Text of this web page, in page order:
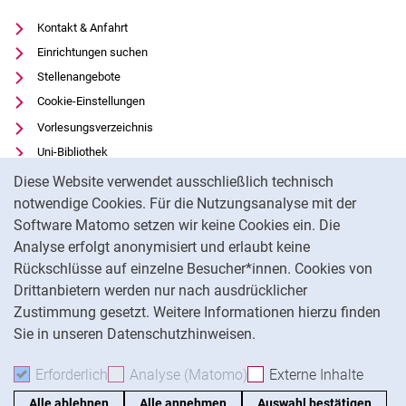
Diese Website verwendet ausschließlich technisch
notwendige Cookies. Für die Nutzungsanalyse mit der
Software Matomo setzen wir keine Cookies ein. Die
Analyse erfolgt anonymisiert und erlaubt keine
Rückschlüsse auf einzelne Besucher*innen. Cookies von
Drittanbietern werden nur nach ausdrücklicher
Zustimmung gesetzt. Weitere Informationen hierzu finden
Sie in unseren Datenschutzhinweisen.
Erforderlich Erforderliche Cookies akzeptieren
Analyse (Matomo) Analyse-Cookies
Externe Inhalte
Kontakt & Anfahrt
Einrichtungen suchen
Stellenangebote
Cookie-Einstellungen
Vorlesungsverzeichnis
Uni-Bibliothek
Moodle
Panopto
Datenschutz
Barrierefreiheit
Transparenter KI-Einsatz